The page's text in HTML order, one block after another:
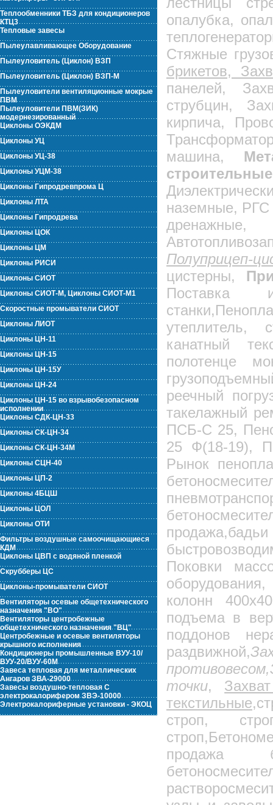
Теплообменники ТБЗ для кондиционеров
КТЦ3
Тепловые завесы
Пылеулавливающее Оборудование
Пылеуловитель (Циклон) ВЗП
Пылеуловитель (Циклон) ВЗП-М
Пылеуловители вентиляционные мокрые
ПВМ
Пылеуловители ПВМ(ЗИК)
модернезированный
Циклоны ОЭКДМ
Циклоны УЦ
Циклоны УЦ-38
Циклоны УЦМ-38
Циклоны Гипродревпрома Ц
Циклоны ЛТА
Циклоны Гипродрева
Циклоны ЦОК
Циклоны ЦМ
Циклоны РИСИ
Циклоны СИОТ
Циклоны СИОТ-М, Циклоны СИОТ-М1
Скоростные промыватели СИОТ
Циклоны ЛИОТ
Циклоны ЦН-11
Циклоны ЦН-15
Циклоны ЦН-15У
Циклоны ЦН-24
Циклоны ЦН-15 во взрывобезопасном
исполнении
Циклоны СДК-ЦН-33
Циклоны СК-ЦН-34
Циклоны СК-ЦН-34М
Циклоны СЦН-40
Циклоны ЦП-2
Циклоны 4БЦШ
Циклоны ЦОЛ
Циклоны ОТИ
Фильтры воздушные самоочищающиеся
КДМ
Циклоны ЦВП с водяной пленкой
Скрубберы ЦС
Циклоны-промыватели СИОТ
Вентиляторы осевые общетехнического
назначения "ВО"
Вентиляторы центробежные
общетехнического назначения "ВЦ"
Центробежные и осевые вентиляторы
крышного исполнения
Кондиционеры промышленные ВУУ-10/
ВУУ-20/ВУУ-60М
Завеса тепловая для металлических
Ангаров ЗВА-29000
Завесы воздушно-тепловая С
электрокалорифером ЗВЭ-10000
Электрокалориферные установки - ЭКОЦ
опалубка,
Стяжные
брикетов,
панелей,
струбцин,
кирпича,
машина,
наземные,
цистерны,
Поставка
утеплитель,
канатный
полотенце
реечный
такелажный
ПСБ-С 25,
25 Ф(18-19),
Рынок
Поковки
колонн
подъема в
поддонов
раздвижной,
точки,
текстильные,
строп,
продажа